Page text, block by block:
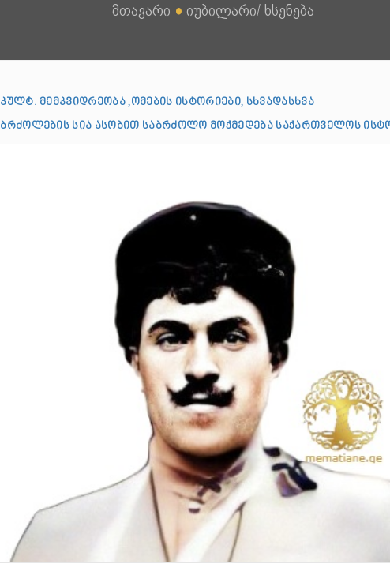
მთავარი ● იუბილარი/ ხსენება
კულტ. მემკვიდრეობა ,ომების ისტორიები, სხვადასხვა
ბრძოლების სია ასობით საბრძოლო მოქმედება საქართველოს